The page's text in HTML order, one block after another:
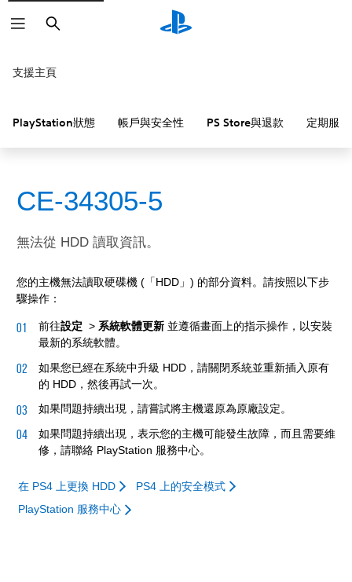
搜
尋
支援主頁
PlayStation狀態 帳戶與安全性 PS Store與退款 定期服務
CE-34305-5
無法從 HDD 讀取資訊。
您的主機無法讀取硬碟機 (「HDD」) 的部分資料。請按照以下步
驟操作：
前往設定 > 系統軟體更新 並遵循畫面上的指示操作，以安裝
最新的系統軟體。
如果您已經在系統中升級 HDD，請關閉系統並重新插入原有
的 HDD，然後再試一次。
如果問題持續出現，請嘗試將主機還原為原廠設定。
如果問題持續出現，表示您的主機可能發生故障，而且需要維
修，請聯絡 PlayStation 服務中心。
在 PS4 上更換 HDD
PS4 上的安全模式
PlayStation 服務中心